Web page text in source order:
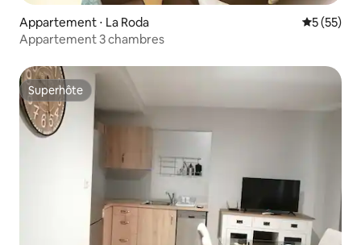
Appartement ⋅ La Roda
5 (55)
Appartement 3 chambres
Superhôte
Superhôte